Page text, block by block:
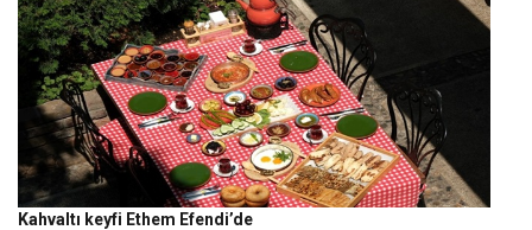
Kahvaltı keyfi Ethem Efendi’de